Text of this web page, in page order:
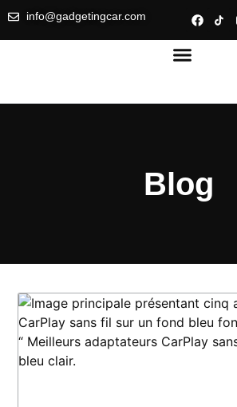
info@gadgetingcar.com
Blog